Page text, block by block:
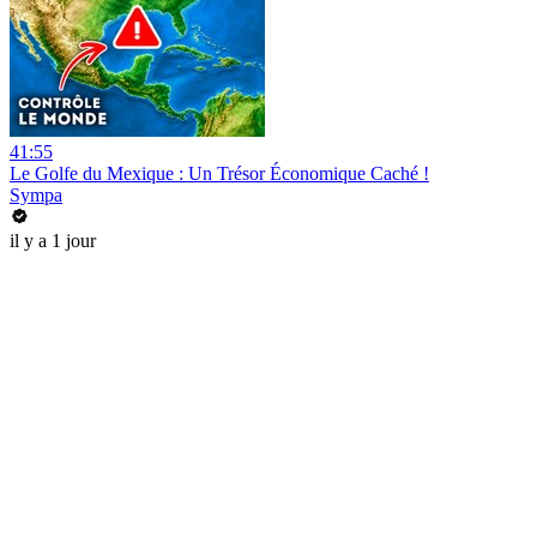
41:55
Le Golfe du Mexique : Un Trésor Économique Caché !
Sympa
il y a 1 jour